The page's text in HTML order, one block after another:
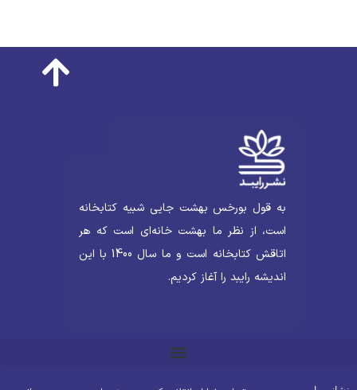
به قول بورخس بهشت جایی شبیه کتابخانه
است، از نظر ما بهشت خانه‌ای است که هر
اتاقش کتابخانه است و ما سال 1400 با این
اندیشه رایبد را آغاز کردیم.